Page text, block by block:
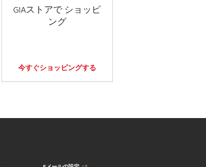
GIAストアで ショッピ
ング
今すぐショッピングする